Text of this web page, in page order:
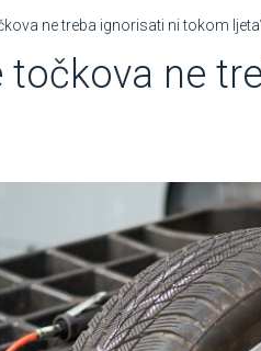
ne treba ignorisati ni tokom
ne